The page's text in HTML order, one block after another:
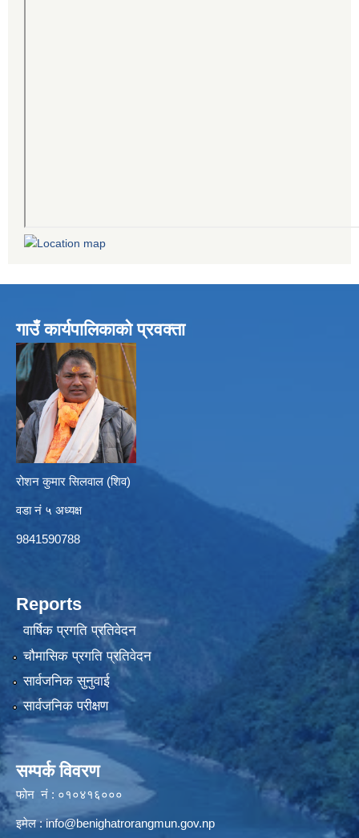
गाउँ कार्यपालिकाको प्रवक्ता
रोशन कुमार सिलवाल (शिव)
वडा नं ५ अध्यक्ष
9841590788
Reports
वार्षिक प्रगति प्रतिवेदन
चौमासिक प्रगति प्रतिवेदन
सार्वजनिक सुनुवाई
सार्वजनिक परीक्षण
सम्पर्क विवरण
फोन नं : ०१०४१६०००
इमेल :info@benighatrorangmun.gov.np